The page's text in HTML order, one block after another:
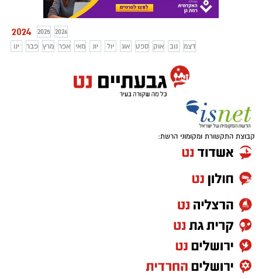
מן הכלל. בכל פעם מחדש יהיה עליכם
להתאים את עצמכם לעשבי התיבול בהם
2024 2025
2026
ינו
פבר מרץ אפר מאי יונ יול אוג ספט אוק נוב דצמ
קבוצת התקשורת ומקומוני הרשת: